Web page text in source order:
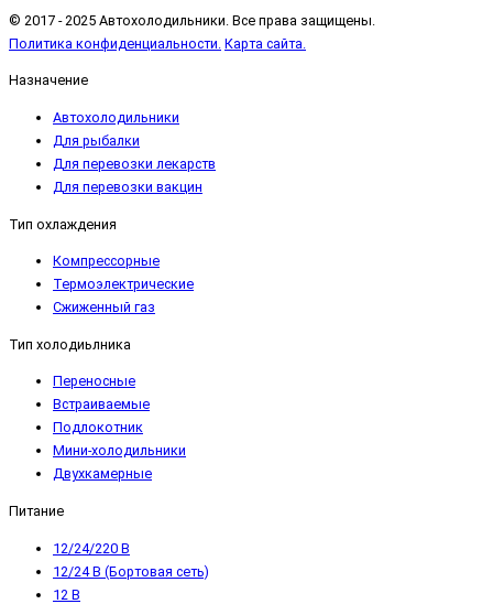
© 2017 - 2025 Автохолодильники. Все права защищены.
Политика конфиденциальности. Карта сайта.
Назначение
Автохолодильники
Для рыбалки
Для перевозки лекарств
Для перевозки вакцин
Тип охлаждения
Компрессорные
Термоэлектрические
Сжиженный газ
Тип холодиьлника
Переносные
Встраиваемые
Подлокотник
Мини-холодильники
Двухкамерные
Питание
12/24/220 В
12/24 В (Бортовая сеть)
12 В